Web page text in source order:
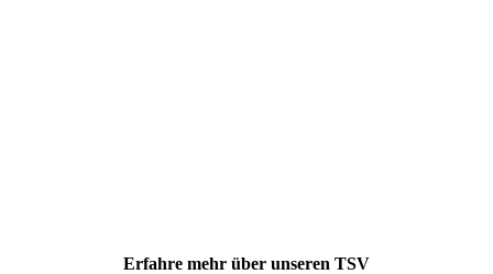
Erfahre mehr über unseren TSV